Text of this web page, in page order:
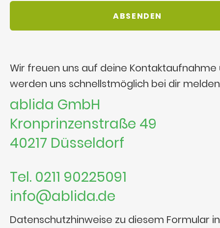
Wir freuen uns auf deine Kontaktaufnahme
werden uns schnellstmöglich bei dir
ablida GmbH
Kronprinzenstraße 49
40217 Düsseldorf
Tel. 0211 90225091
info@ablida.de
Datenschutzhinweise zu diesem Formular